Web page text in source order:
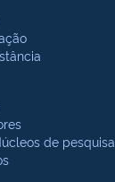
de pesquisa